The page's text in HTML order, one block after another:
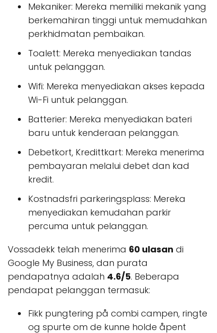
Mekaniker: Mereka memiliki mekanik yang
berkemahiran tinggi untuk memudahkan
perkhidmatan pembaikan.
Toalett: Mereka menyediakan tandas
untuk pelanggan.
Wifi: Mereka menyediakan akses kepada
Wi-Fi untuk pelanggan.
Batterier: Mereka menyediakan bateri
baru untuk kenderaan pelanggan.
Debetkort, Kredittkart: Mereka menerima
pembayaran melalui debet dan kad
kredit.
Kostnadsfri parkeringsplass: Mereka
menyediakan kemudahan parkir
percuma untuk pelanggan.
Vossadekk telah menerima 60 ulasan di
Google My Business, dan purata
pendapatnya adalah 4.6/5. Beberapa
pendapat pelanggan termasuk:
Fikk pungtering på combi campen, ringte
og spurte om de kunne holde åpent